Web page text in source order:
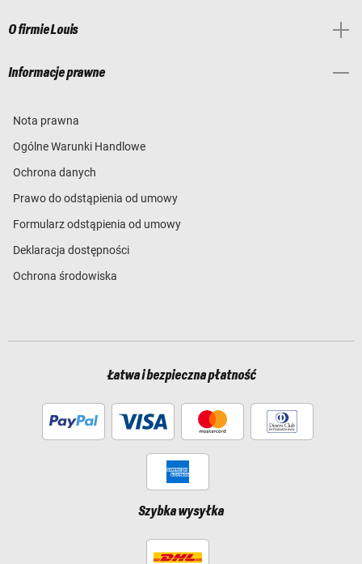
O firmie Louis
Informacje prawne
Nota prawna
Ogólne Warunki Handlowe
Ochrona danych
Prawo do odstąpienia od umowy
Formularz odstąpienia od umowy
Deklaracja dostępności
Ochrona środowiska
Łatwa i bezpieczna płatność
Szybka wysyłka